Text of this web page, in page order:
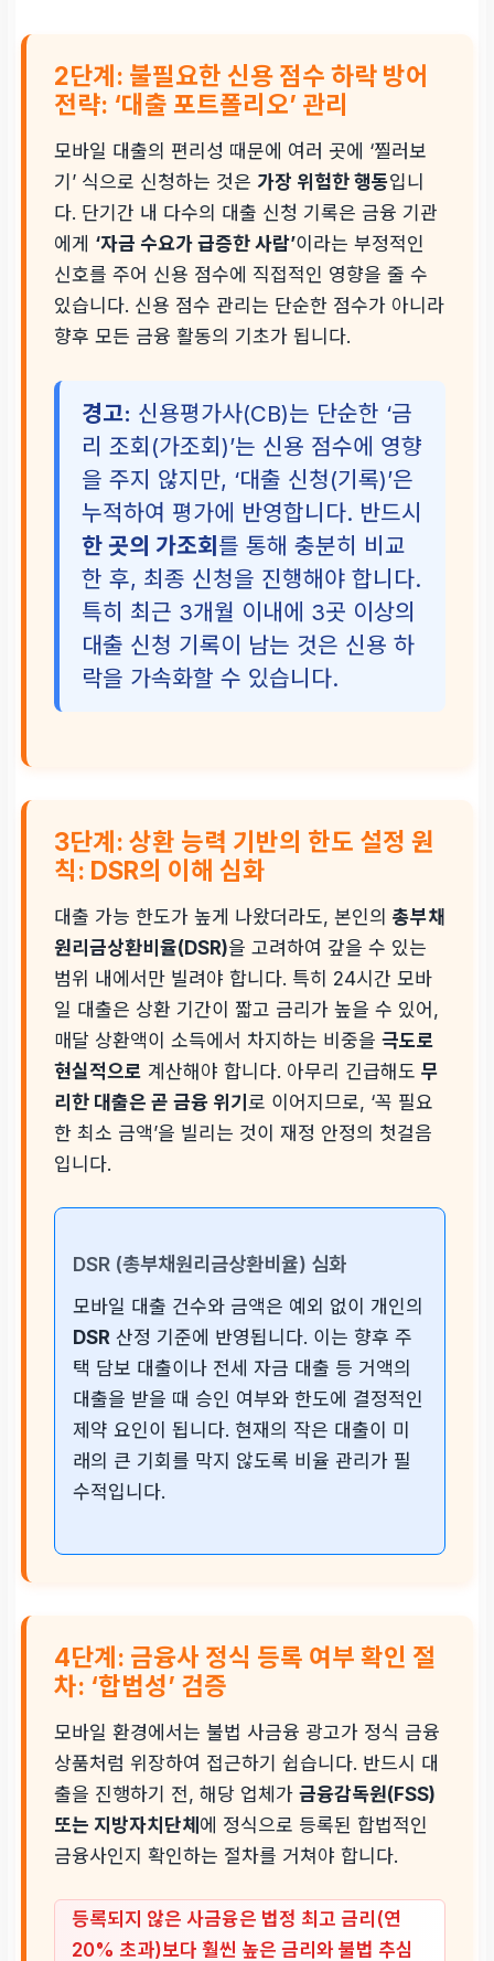
2단계: 불필요한 신용 점수 하락 방어
전략: ‘대출 포트폴리오’ 관리
모바일 대출의 편리성 때문에 여러 곳에 ‘찔러보
기’ 식으로 신청하는 것은 가장 위험한 행동입니
다. 단기간 내 다수의 대출 신청 기록은 금융 기관
에게 ‘자금 수요가 급증한 사람’이라는 부정적인
신호를 주어 신용 점수에 직접적인 영향을 줄 수
있습니다. 신용 점수 관리는 단순한 점수가 아니라
향후 모든 금융 활동의 기초가 됩니다.
경고: 신용평가사(CB)는 단순한 ‘금
리 조회(가조회)’는 신용 점수에 영향
을 주지 않지만, ‘대출 신청(기록)’은
누적하여 평가에 반영합니다. 반드시
한 곳의 가조회 를 통해 충분히 비교
한 후, 최종 신청을 진행해야 합니다.
특히 최근 3개월 이내에 3곳 이상의
대출 신청 기록이 남는 것은 신용 하
락을 가속화할 수 있습니다.
3단계: 상환 능력 기반의 한도 설정 원
칙: DSR의 이해 심화
대출 가능 한도가 높게 나왔더라도, 본인의 총부채
원리금상환비율(DSR)을 고려하여 갚을 수 있는
범위 내에서만 빌려야 합니다. 특히 24시간 모바
일 대출은 상환 기간이 짧고 금리가 높을 수 있어,
매달 상환액이 소득에서 차지하는 비중을 극도로
현실적으로 계산해야 합니다. 아무리 긴급해도 무
리한 대출은 곧 금융 위기 로 이어지므로, ‘꼭 필요
한 최소 금액’을 빌리는 것이 재정 안정의 첫걸음
입니다.
DSR (총부채원리금상환비율) 심화
모바일 대출 건수와 금액은 예외 없이 개인의
DSR 산정 기준에 반영됩니다. 이는 향후 주
택 담보 대출이나 전세 자금 대출 등 거액의
대출을 받을 때 승인 여부와 한도에 결정적인
제약 요인이 됩니다. 현재의 작은 대출이 미
래의 큰 기회를 막지 않도록 비율 관리가 필
수적입니다.
4단계: 금융사 정식 등록 여부 확인 절
차: ‘합법성’ 검증
모바일 환경에서는 불법 사금융 광고가 정식 금융
상품처럼 위장하여 접근하기 쉽습니다. 반드시 대
출을 진행하기 전, 해당 업체가 금융감독원(FSS)
또는 지방자치단체 에 정식으로 등록된 합법적인
금융사인지 확인하는 절차를 거쳐야 합니다.
등록되지 않은 사금융은 법정 최고 금리(연
20% 초과)보다 훨씬 높은 금리와 불법 추심